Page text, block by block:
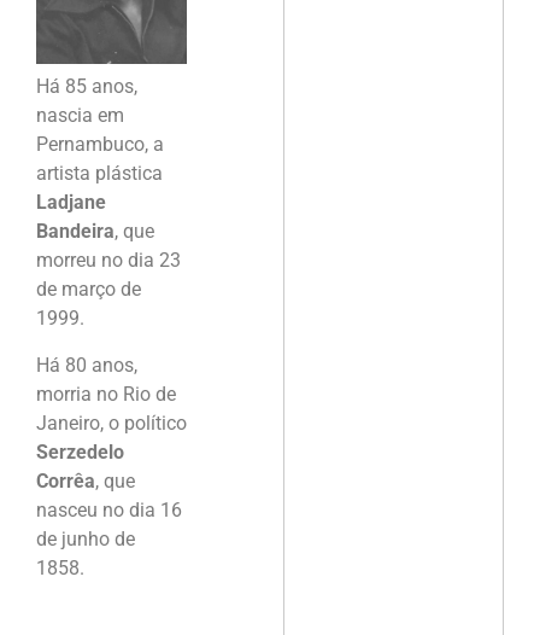
Há 85 anos,
nascia em
Pernambuco, a
artista plástica
Ladjane
Bandeira, que
morreu no dia 23
de março de
1999.
Há 80 anos,
morria no Rio de
Janeiro, o político
Serzedelo
Corrêa, que
nasceu no dia 16
de junho de
1858.